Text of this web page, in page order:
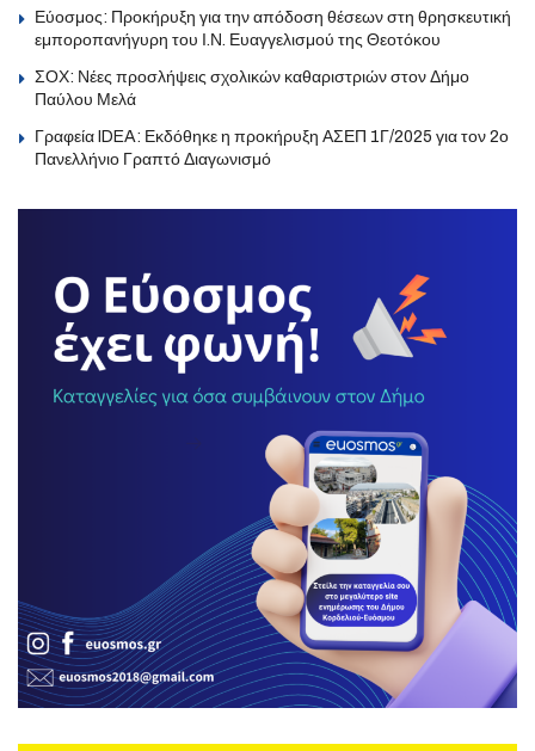
Εύοσμος: Προκήρυξη για την απόδοση θέσεων στη θρησκευτική
εμποροπανήγυρη του Ι.Ν. Ευαγγελισμού της Θεοτόκου
ΣΟΧ: Νέες προσλήψεις σχολικών καθαριστριών στον Δήμο
Παύλου Μελά
Γραφεία IDEA: Εκδόθηκε η προκήρυξη ΑΣΕΠ 1Γ/2025 για τον 2ο
Πανελλήνιο Γραπτό Διαγωνισμό